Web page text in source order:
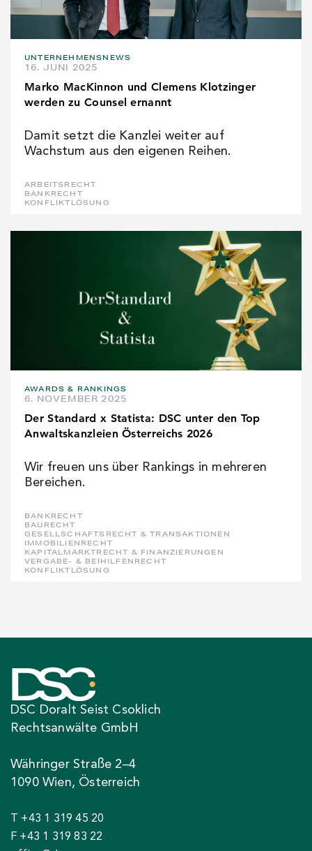
UNTERNEHMENSNEWS
16. JUNI 2025
Marko MacKinnon und Clemens Klotzinger
werden zu Counsel ernannt
Damit setzt die Kanzlei weiter auf
Wachstum aus den eigenen Reihen.
ARBEITSRECHT
BANKRECHT
KONFLIKTLÖSUNG
AWARDS & RANKINGS
6. NOVEMBER 2025
Der Standard x Statista: DSC unter den Top
Anwaltskanzleien Österreichs 2026
Wir freuen uns über Rankings in mehreren
Bereichen.
BANKRECHT
BAURECHT
GESELLSCHAFTSRECHT & TRANSAKTIONEN
IMMOBILIENRECHT
KAPITALMARKTRECHT & FINANZIERUNGEN
VERGABE- & BEIHILFENRECHT
KONFLIKTLÖSUNG
DSC Doralt Seist Csoklich
Rechtsanwälte GmbH
Währinger Straße 2–4
1090 Wien, Österreich
T +43 1 319 45 20
F +43 1 319 83 22